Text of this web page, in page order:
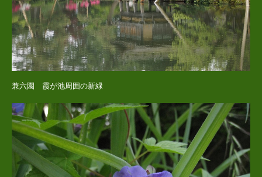
兼六園 霞が池周囲の新緑